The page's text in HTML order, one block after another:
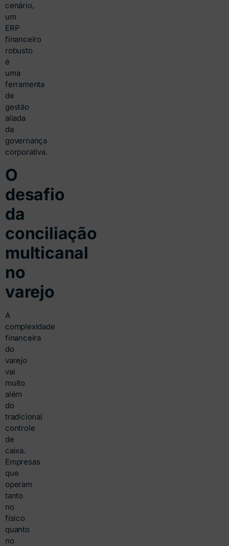
cenário,
um
ERP
financeiro
robusto
é
uma
ferramenta
de
gestão
aliada
da
governança
corporativa.
O
desafio
da
conciliação
multicanal
no
varejo
A
complexidade
financeira
do
varejo
vai
muito
além
do
tradicional
controle
de
caixa.
Empresas
que
operam
tanto
no
físico
quanto
no